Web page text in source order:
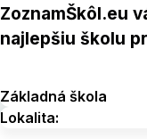
ZoznamŠkôl.eu
najlepšiu školu